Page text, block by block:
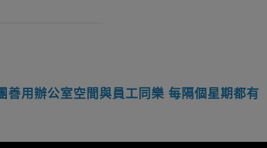
善用辦公室空間與員工同樂 每隔個星期都有